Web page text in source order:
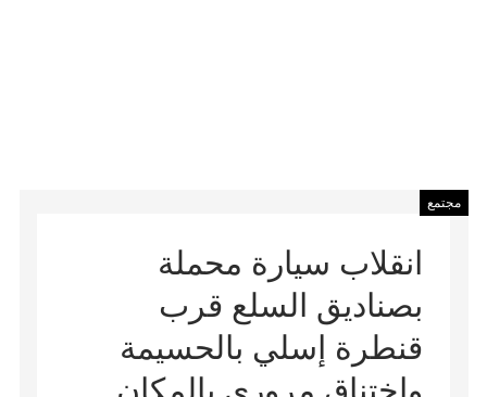
مجتمع
انقلاب سيارة محملة
بصناديق السلع قرب
قنطرة إسلي بالحسيمة